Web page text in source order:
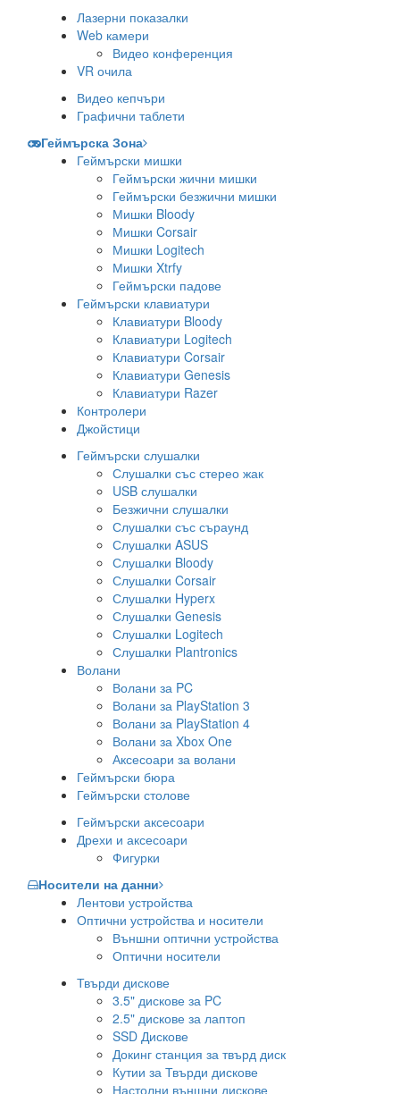
Лазерни показалки
Web камери
Видео конференция
VR очила
Видео кепчъри
Графични таблети
Геймърска Зона
Геймърски мишки
Геймърски жични мишки
Геймърски безжични мишки
Мишки Bloody
Мишки Corsair
Мишки Logitech
Мишки Xtrfy
Геймърски падове
Геймърски клавиатури
Клавиатури Bloody
Клавиатури Logitech
Клавиатури Corsair
Клавиатури Genesis
Клавиатури Razer
Контролери
Джойстици
Геймърски слушалки
Слушалки със стерео жак
USB слушалки
Безжични слушалки
Слушалки със съраунд
Слушалки ASUS
Слушалки Bloody
Слушалки Corsair
Слушалки Hyperx
Слушалки Genesis
Слушалки Logitech
Слушалки Plantronics
Волани
Волани за PC
Волани за PlayStation 3
Волани за PlayStation 4
Волани за Xbox One
Аксесоари за волани
Геймърски бюра
Геймърски столове
Геймърски аксесоари
Дрехи и аксесоари
Фигурки
Носители на данни
Лентови устройства
Оптични устройства и носители
Външни оптични устройства
Оптични носители
Твърди дискове
3.5" дискове за PC
2.5" дискове за лаптоп
SSD Дискове
Докинг станция за твърд диск
Кутии за Твърди дискове
Настолни външни дискове